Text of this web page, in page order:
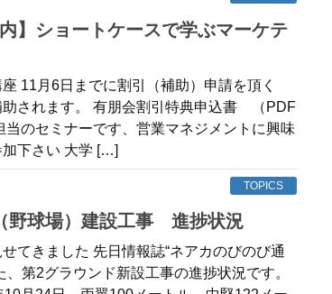
11月6日までに割引（補助）申請を頂く
助されます。 有朋会割引特典申込書 （PDF
当のセミナーです、営業マネジメントに興味
下さい 大学 […]
TOPICS
（野球場）建設工事 進捗状況
てきました 先日情報誌“ネアカのびのび通
、第2グラウンド新設工事の進捗状況です。